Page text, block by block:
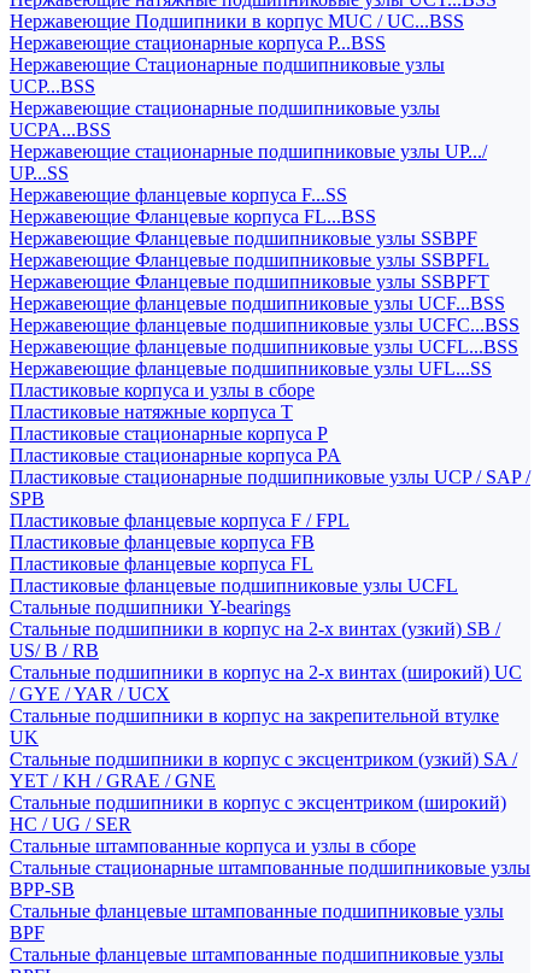
Нержавеющие Подшипники в корпус MUC / UC...BSS
Нержавеющие стационарные корпуса P...BSS
Нержавеющие Стационарные подшипниковые узлы
UCP...BSS
Нержавеющие стационарные подшипниковые узлы
UCPA...BSS
Нержавеющие стационарные подшипниковые узлы UP.../
UP...SS
Нержавеющие фланцевые корпуса F...SS
Нержавеющие Фланцевые корпуса FL...BSS
Нержавеющие Фланцевые подшипниковые узлы SSBPF
Нержавеющие Фланцевые подшипниковые узлы SSBPFL
Нержавеющие Фланцевые подшипниковые узлы SSBPFT
Нержавеющие фланцевые подшипниковые узлы UCF...BSS
Нержавеющие фланцевые подшипниковые узлы UCFC...BSS
Нержавеющие фланцевые подшипниковые узлы UCFL...BSS
Нержавеющие фланцевые подшипниковые узлы UFL...SS
Пластиковые корпуса и узлы в сборе
Пластиковые натяжные корпуса T
Пластиковые стационарные корпуса P
Пластиковые стационарные корпуса PA
Пластиковые стационарные подшипниковые узлы UCP / SAP /
SPB
Пластиковые фланцевые корпуса F / FPL
Пластиковые фланцевые корпуса FB
Пластиковые фланцевые корпуса FL
Пластиковые фланцевые подшипниковые узлы UCFL
Стальные подшипники Y-bearings
Стальные подшипники в корпус на 2-х винтах (узкий) SB /
US/ B / RB
Стальные подшипники в корпус на 2-х винтах (широкий) UC
/ GYE / YAR / UCX
Стальные подшипники в корпус на закрепительной втулке
UK
Стальные подшипники в корпус с эксцентриком (узкий) SA /
YET / KH / GRAE / GNE
Стальные подшипники в корпус с эксцентриком (широкий)
HC / UG / SER
Стальные штампованные корпуса и узлы в сборе
Стальные стационарные штампованные подшипниковые узлы
BPP-SB
Стальные фланцевые штампованные подшипниковые узлы
BPF
Стальные фланцевые штампованные подшипниковые узлы